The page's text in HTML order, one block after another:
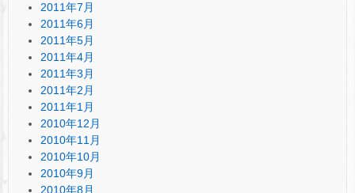
2011年7月
2011年6月
2011年5月
2011年4月
2011年3月
2011年2月
2011年1月
2010年12月
2010年11月
2010年10月
2010年9月
2010年8月